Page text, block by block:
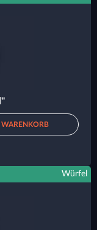
WARENKORB
Würfel